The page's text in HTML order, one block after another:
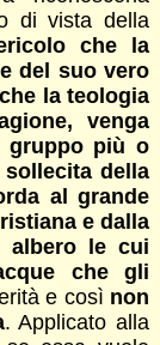
di vista della
che la
del suo vero
la teologia
venga
gruppo più o
sollecita della
al grande
e dalla
albero le cui
che gli
e così non
. Applicato alla